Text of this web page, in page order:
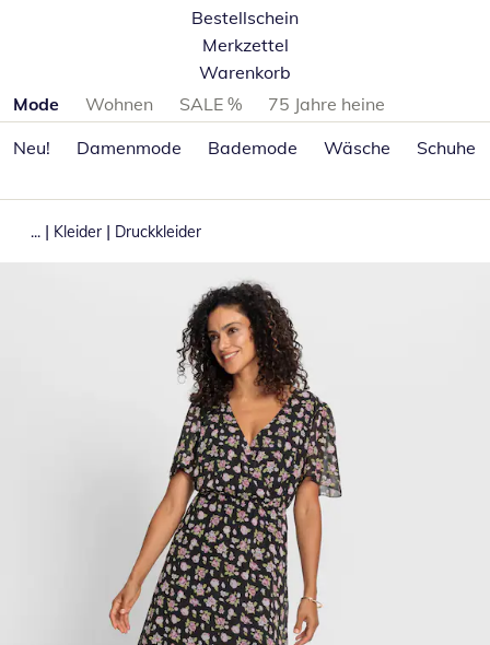
Bestellschein
Merkzettel
Warenkorb
Produktkategorien überspringen
Mode Wohnen SALE %
75 Jahre heine
Neu!
Damenmode Bademode Wäsche Schuhe
... | Kleider | Druckkleider